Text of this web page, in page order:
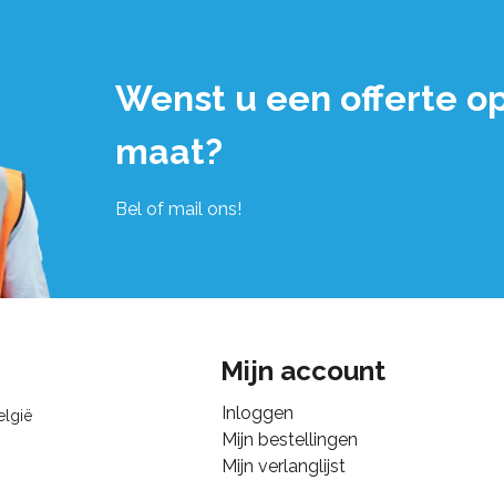
Wenst u een offerte
maat?
Bel of mail ons!
Mijn account
Inloggen
Mijn bestellingen
Mijn verlanglijst